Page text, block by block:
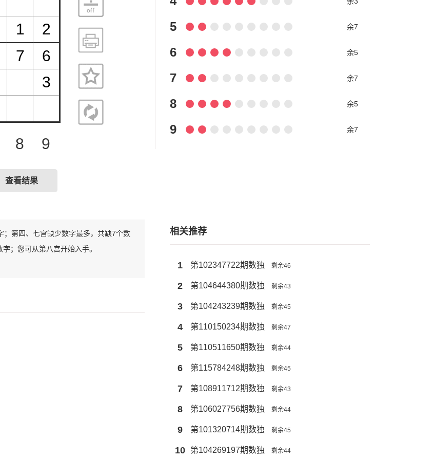
8 9
查看结果
5 余7
6 余5
7 余7
8 余5
9 余7
第四、七宫缺少数字最多，共缺7个数
；您可从第八宫开始入手。
相关推荐
1 第102347722期数独 剩余46
2 第104644380期数独 剩余43
3 第104243239期数独 剩余45
4 第110150234期数独 剩余47
5 第110511650期数独 剩余44
6 第115784248期数独 剩余45
7 第108911712期数独 剩余43
8 第106027756期数独 剩余44
9 第101320714期数独 剩余45
10 第104269197期数独 剩余44